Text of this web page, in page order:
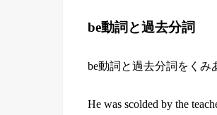
be動詞と過去分詞
be動詞と過去分詞をくみ
He was scolded by the